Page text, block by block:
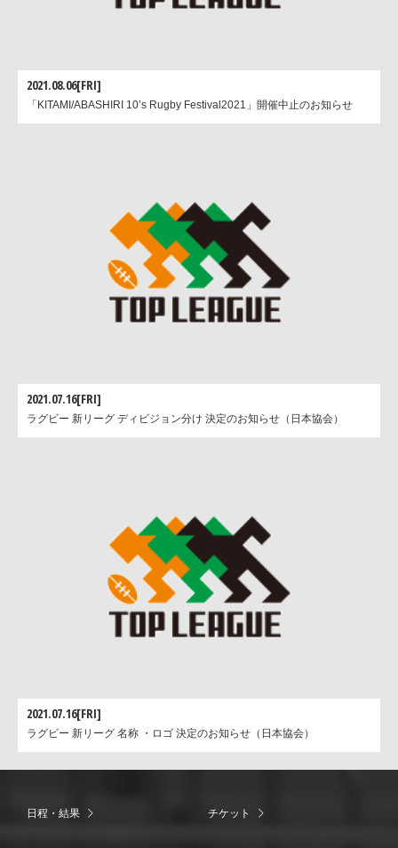
2021.08.06[FRI]
「KITAMI/ABASHIRI 10’s Rugby Festival2021」開催中止のお知らせ
2021.07.16[FRI]
ラグビー 新リーグ ディビジョン分け 決定のお知らせ（日本協会）
2021.07.16[FRI]
ラグビー 新リーグ 名称 ・ロゴ 決定のお知らせ（日本協会）
日程・結果 チケット